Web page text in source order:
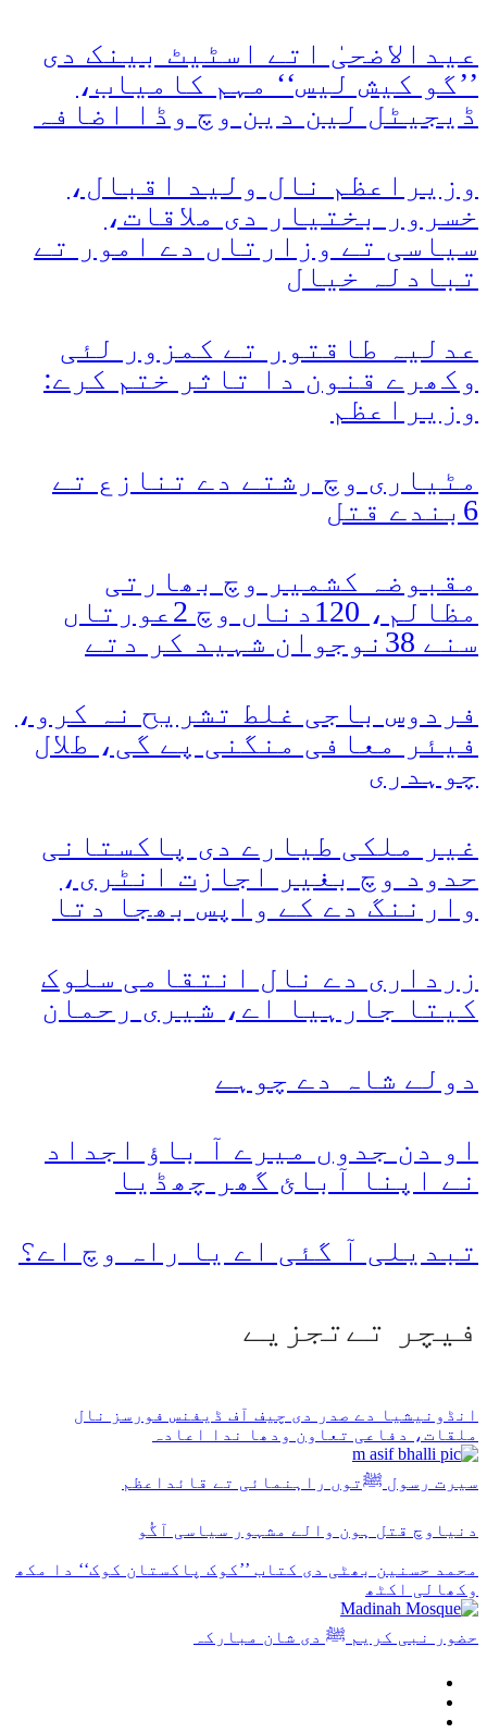
عیدالاضحیٰ اتے اسٹیٹ بینک دی
’’گو کیش لیس‘‘ مہم کامیاب،
ڈیجیٹل لین دین وچ وڈا اضافہ
وزیراعظم نال ولید اقبال،
خسرور بختیار دی ملاقات،
سیاسی تے وزارتاں دے امور تے
تبادلہ خیال
عدلیہ طاقتور تے کمزور لئی
وکھرے قنون دا تاثر ختم کرے:
وزیراعظم
مٹیاری وچ رشتے دے تنازع تے
6بندے قتل
مقبوضہ کشمیر وچ بھارتی
مظالم، 120دناں وچ 2عورتاں
سنے 38نوجوان شہید کر دتے
فردوس باجی غلط تشریح نہ کرو،
فیئر معافی منگنی پے گی، طلال
چوہدری
غیر ملکی طیارے دی پاکستانی
حدود وچ بغیر اجازت انٹری،
وارننگ دے کے واپس بھجا دتا
زرداری دے نال انتقامی سلوک
کیتا جارہیا اے، شیری رحمان
دولے شاہ دے چوہے
او دن جدوں میرے آ باؤ اجداد
نے اپنا آبائ گھر چھڈیا
تبدیلی آ گئی اے یا راہ وچ اے؟
فیچر تےتجزیے
انڈونیشیا دے صدر دی چیف آف ڈیفنس فورسز نال
ملقات، دفاعی تعاون ودھا ندا اعادہ
سیرت رسول ﷺتوں راہنمائی تے قائداعظم
دنیاوچ قتل ہون والے مشہور سیاسی آگُو
محمد حسنین بھٹی دی کتاب ’’کوک پاکستان کوک‘‘ دا مکھ
وکھالی اکٹھ
حضور نبی کریم ﷺ دی شان مبارکہ